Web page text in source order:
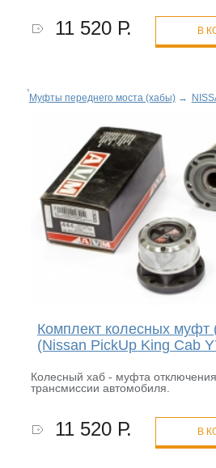
11 520 Р. В
Муфты переднего моста (хабы)→
Комплект колесных муфт
(Nissan PickUp King Cab
Колесный хаб - муфта
трансмиссии автомобиля.
11 520 Р. В